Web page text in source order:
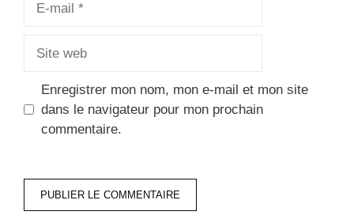
Enregistrer mon nom, mon e-mail et mon site
dans le navigateur pour mon prochain
commentaire.